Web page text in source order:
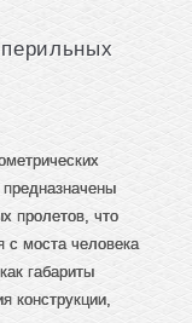
пролетов, что
с моста человека
габариты
конструкции,